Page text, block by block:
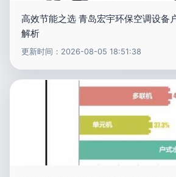
高效节能之选 青岛宏宇环保空调设备
解析
更新时间：2026-08-05 18:51:38